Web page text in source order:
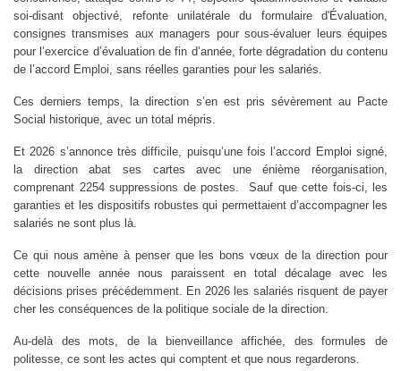
soi-disant objectivé, refonte unilatérale du formulaire d'Évaluation,
consignes transmises aux managers pour sous-évaluer leurs équipes
pour l’exercice d’évaluation de fin d’année, forte dégradation du contenu
de l’accord Emploi, sans réelles garanties pour les salariés.
Ces derniers temps, la direction s’en est pris sévèrement au Pacte
Social historique, avec un total mépris.
Et 2026 s’annonce très difficile, puisqu’une fois l’accord Emploi signé,
la direction abat ses cartes avec une énième réorganisation,
comprenant 2254 suppressions de postes. Sauf que cette fois-ci, les
garanties et les dispositifs robustes qui permettaient d’accompagner les
salariés ne sont plus là.
Ce qui nous amène à penser que les bons vœux de la direction pour
cette nouvelle année nous paraissent en total décalage avec les
décisions prises précédemment. En 2026 les salariés risquent de payer
cher les conséquences de la politique sociale de la direction.
Au-delà des mots, de la bienveillance affichée, des formules de
politesse, ce sont les actes qui comptent et que nous regarderons.